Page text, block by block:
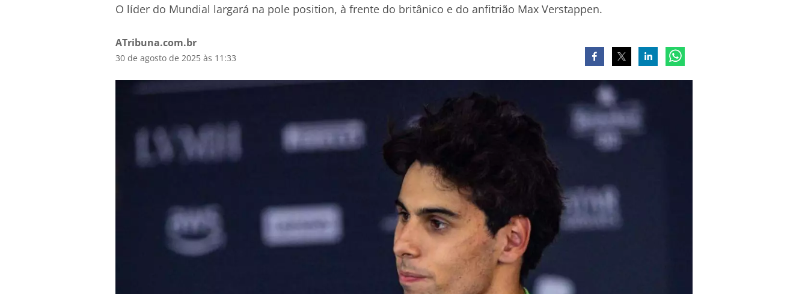
O líder do Mundial largará na pole position, à frente do britânico e do anfitrião Max Verstappen.
ATribuna.com.br
30 de agosto de 2025 às 11:33